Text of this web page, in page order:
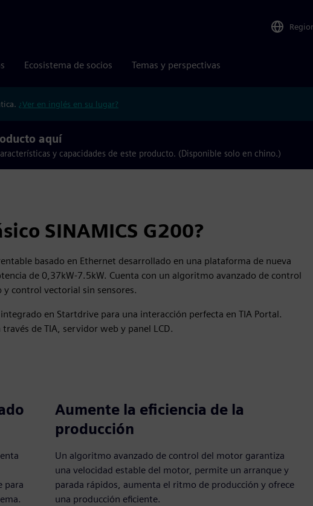
Ecosistema de socios Temas y perspectivas
¿Ver en inglés en su lugar?
aquí
y capacidades de este producto. (Disponible solo en chino.)
SINAMICS G200?
basado en Ethernet desarrollado en una plataforma de nueva
de 0,37kW-7.5kW. Cuenta con un algoritmo avanzado de control
control vectorial sin sensores.
en Startdrive para una interacción perfecta en TIA Portal.
de TIA, servidor web y panel LCD.
para
Aumente la eficiencia de la
producción
Un algoritmo avanzado de control del motor garantiza
una velocidad estable del motor, permite un arranque y
parada rápidos, aumenta el ritmo de producción y ofrece
una producción eficiente.